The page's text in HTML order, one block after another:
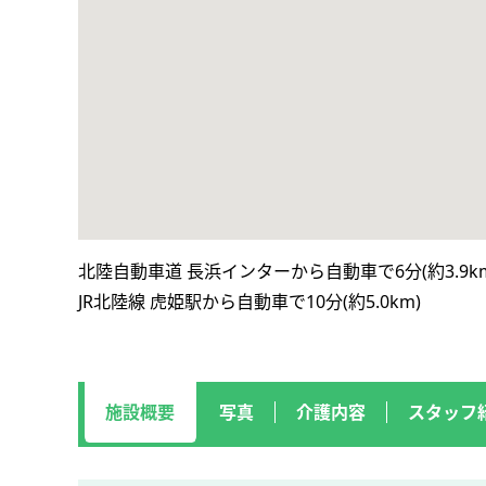
北陸自動車道 長浜インターから自動車で6分(約
JR北陸線 虎姫駅から自動車で10分(約5.0km)
施設概要 写真 介護内容 スタッフ